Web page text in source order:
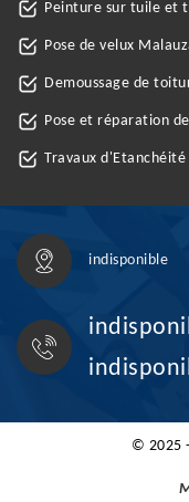
Peinture sur tuile et
Pose de velux
Demoussage de
Pose et réparation
Travaux
indisponible
© 2025